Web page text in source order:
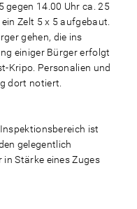
gegen 14.00 Uhr ca. 25
Zelt 5 x 5 aufgebaut.
gehen, die ins
einiger Bürger erfolgt
Kripo. Personalien und
dort notiert.
ist
gelegentlich
Stärke eines Zuges